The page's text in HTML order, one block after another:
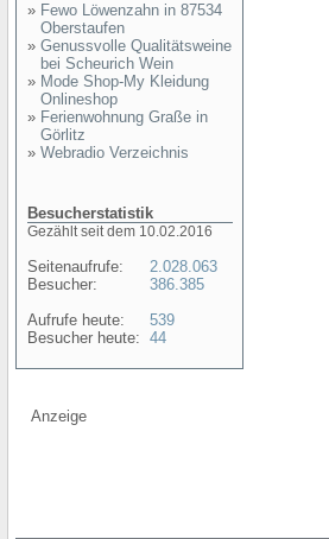
» Fewo Löwenzahn in 87534
Oberstaufen
» Genussvolle Qualitätsweine
bei Scheurich Wein
» Mode Shop-My Kleidung
Onlineshop
» Ferienwohnung Graße in
Görlitz
» Webradio Verzeichnis
Besucherstatistik
Gezählt seit dem 10.02.2016
Seitenaufrufe:
Besucher:
Aufrufe heute:
Besucher heute:
2.028.063
386.385
539
44
Anzeige